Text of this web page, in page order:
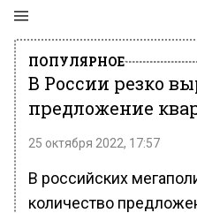
ПОПУЛЯРНОЕ
В России резко
предложение
25 октября 2022, 17:57
В российских
количество